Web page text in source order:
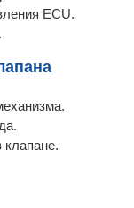
ECU.
клапане.